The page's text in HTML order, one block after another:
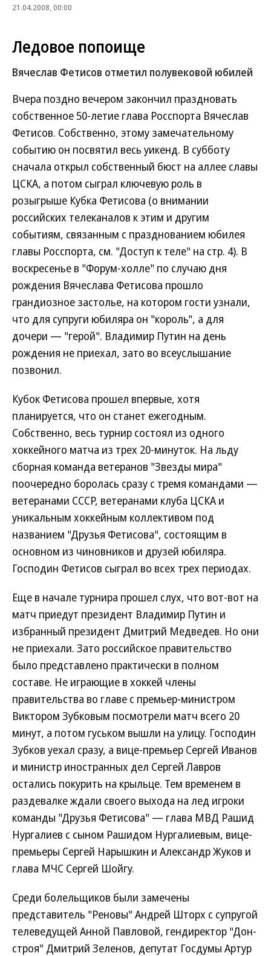
21.04.2008, 00:00
Ледовое попоище
Вячеслав Фетисов отметил полувековой юбилей
Вчера поздно вечером закончил праздновать
собственное 50-летие глава Росспорта Вячеслав
Фетисов. Собственно, этому замечательному
событию он посвятил весь уикенд. В субботу
сначала открыл собственный бюст на аллее славы
ЦСКА, а потом сыграл ключевую роль в
розыгрыше Кубка Фетисова (о внимании
российских телеканалов к этим и другим
событиям, связанным с празднованием юбилея
главы Росспорта, см. "Доступ к теле" на стр. 4). В
воскресенье в "Форум-холле" по случаю дня
рождения Вячеслава Фетисова прошло
грандиозное застолье, на котором гости узнали,
что для супруги юбиляра он "король", а для
дочери — "герой". Владимир Путин на день
рождения не приехал, зато во всеуслышание
позвонил.
Кубок Фетисова прошел впервые, хотя
планируется, что он станет ежегодным.
Собственно, весь турнир состоял из одного
хоккейного матча из трех 20-минуток. На льду
сборная команда ветеранов "Звезды мира"
поочередно боролась сразу с тремя командами —
ветеранами СССР, ветеранами клуба ЦСКА и
уникальным хоккейным коллективом под
названием "Друзья Фетисова", состоящим в
основном из чиновников и друзей юбиляра.
Господин Фетисов сыграл во всех трех периодах.
Еще в начале турнира прошел слух, что вот-вот на
матч приедут президент Владимир Путин и
избранный президент Дмитрий Медведев. Но они
не приехали. Зато российское правительство
было представлено практически в полном
составе. Не играющие в хоккей члены
правительства во главе с премьер-министром
Виктором Зубковым посмотрели матч всего 20
минут, а потом гуськом вышли на улицу. Господин
Зубков уехал сразу, а вице-премьер Сергей Иванов
и министр иностранных дел Сергей Лавров
остались покурить на крыльце. Тем временем в
раздевалке ждали своего выхода на лед игроки
команды "Друзья Фетисова" — глава МВД Рашид
Нургалиев с сыном Рашидом Нургалиевым, вице-
премьеры Сергей Нарышкин и Александр Жуков и
глава МЧС Сергей Шойгу.
Среди болельщиков были замечены
представитель "Реновы" Андрей Шторх с супругой
телеведущей Анной Павловой, гендиректор "Дон-
строя" Дмитрий Зеленов, депутат Госдумы Артур